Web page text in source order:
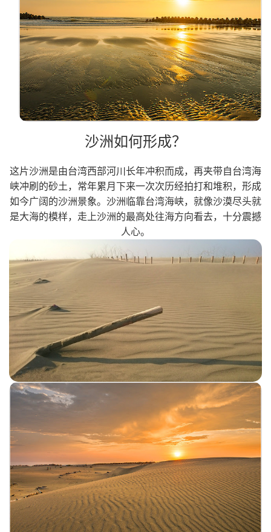
沙洲如何形成？
这片沙洲是由台湾西部河川长年冲积而成，再夹带自台湾海
峡冲刷的砂土，常年累月下来一次次历经拍打和堆积，形成
如今广阔的沙洲景象。沙洲临靠台湾海峡，就像沙漠尽头就
是大海的模样，走上沙洲的最高处往海方向看去，十分震撼
人心。